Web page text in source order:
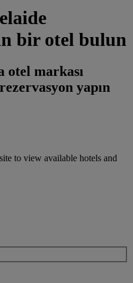
bir otel bulun
otel markası
yapın
to view available hotels and